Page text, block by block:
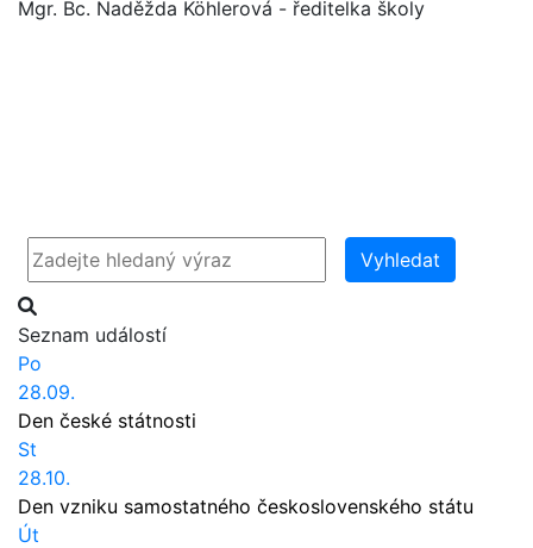
Mgr. Bc. Naděžda Köhlerová - ředitelka školy
Vyhledat
Seznam událostí
Po
28.09.
Den české státnosti
St
28.10.
Den vzniku samostatného československého státu
Út